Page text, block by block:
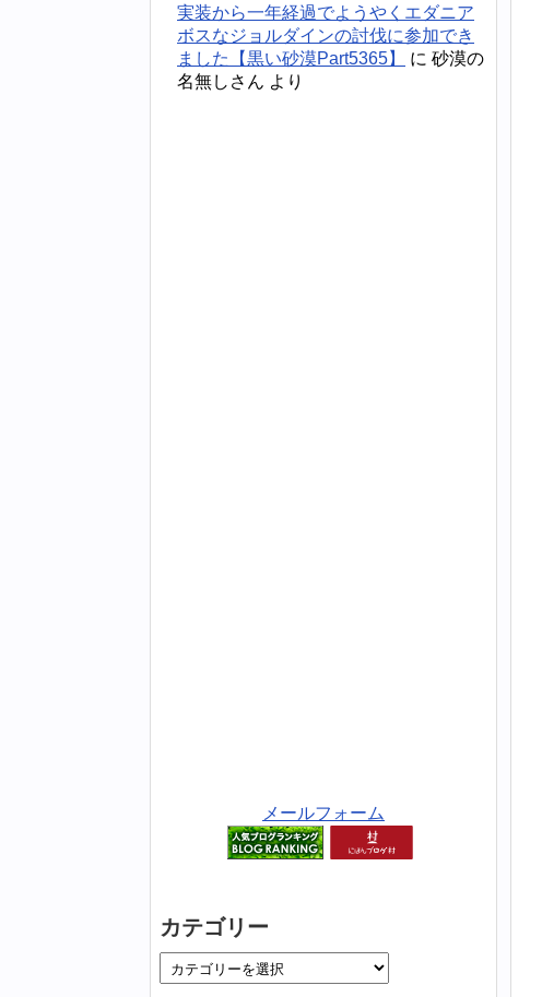
実装から一年経過でようやくエダニア
ボスなジョルダインの討伐に参加でき
ました【黒い砂漠Part5365】
に 砂漠の
名無しさん より
メールフォーム
カテゴリー